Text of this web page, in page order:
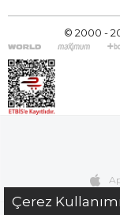
© 2000 -
Çerez Kullanımı